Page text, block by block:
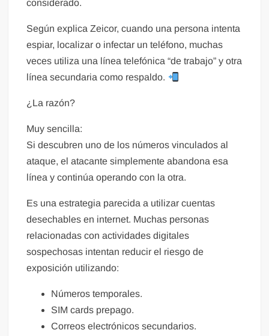
considerado.
Según explica Zeicor, cuando una persona intenta
espiar, localizar o infectar un teléfono, muchas
veces utiliza una línea telefónica “de trabajo” y otra
línea secundaria como respaldo.
¿La razón?
Muy sencilla:
Si descubren uno de los números vinculados al
ataque, el atacante simplemente abandona esa
línea y continúa operando con la otra.
Es una estrategia parecida a utilizar cuentas
desechables en internet. Muchas personas
relacionadas con actividades digitales
sospechosas intentan reducir el riesgo de
exposición utilizando:
Números temporales.
SIM cards prepago.
Correos electrónicos secundarios.